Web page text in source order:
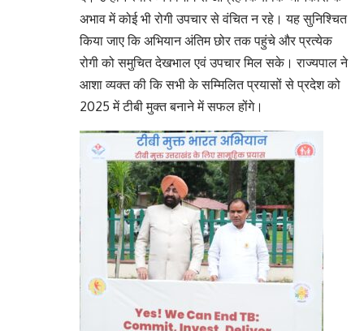
अभाव में कोई भी रोगी उपचार से वंचित न रहे। यह सुनिश्चित
किया जाए कि अभियान अंतिम छोर तक पहुंचे और प्रत्येक
रोगी को समुचित देखभाल एवं उपचार मिल सके। राज्यपाल ने
आशा व्यक्त की कि सभी के सम्मिलित प्रयासों से प्रदेश को
2025 में टीबी मुक्त बनाने में सफल होंगे।